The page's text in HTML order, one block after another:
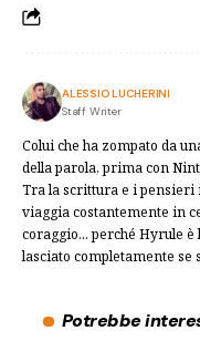
ALESSIO LUCHERINI
Staff Writer
Colui che ha zompato da
della parola, prima con
Tra la scrittura e i
viaggia costantemente in
coraggio... perché Hyrule è
lasciato completamente se
Potrebbe